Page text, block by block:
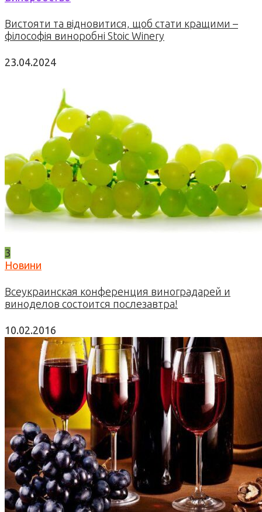
Вистояти та відновитися, щоб стати кращими –
філософія виноробні Stoic Winery
23.04.2024
3
Новини
Всеукраинская конференция виноградарей и
виноделов состоится послезавтра!
10.02.2016